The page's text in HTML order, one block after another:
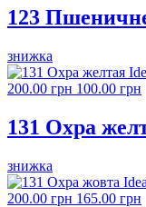
123
знижка
200.00 грн 100.00 грн
131 Охра
знижка
200.00 грн 165.00 грн